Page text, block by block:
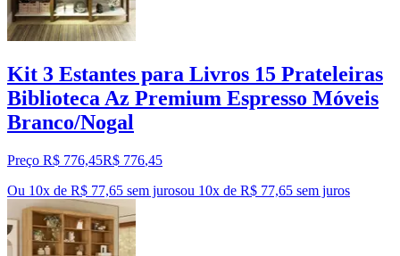
Kit 3 Estantes para Livros 15 Prateleiras
Biblioteca Az Premium Espresso Móveis
Branco/Nogal
Preço R$ 776,45R$ 776,45
Ou 10x de R$ 77,65 sem jurosou 10x de R$ 77,65 sem juros